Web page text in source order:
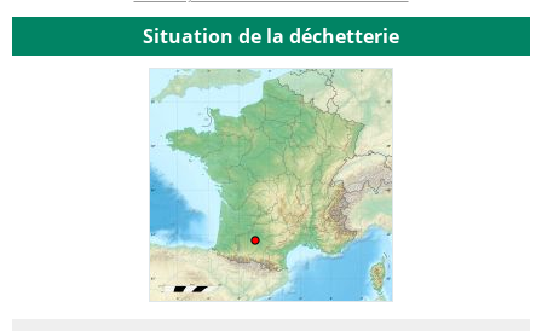
Situation de la déchetterie